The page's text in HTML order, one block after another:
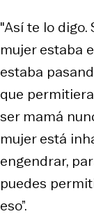
"Así te lo digo.
mujer estaba
estaba
que
ser mamá
mujer está
engendrar,
puedes
eso”.